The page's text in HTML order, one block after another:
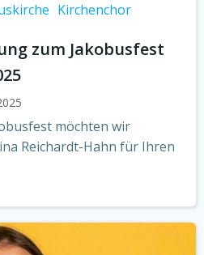
Kirchenchor
zum Jakobusfest
möchten wir
Reichardt-Hahn für Ihren